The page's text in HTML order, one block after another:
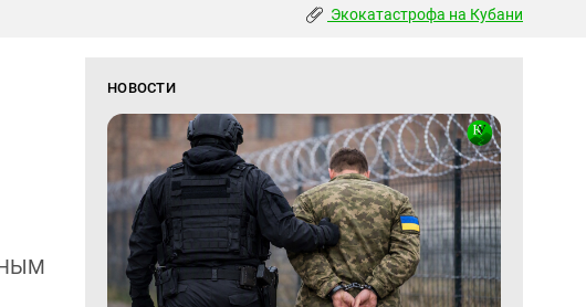
Экокатастрофа на Кубани
НОВОСТИ